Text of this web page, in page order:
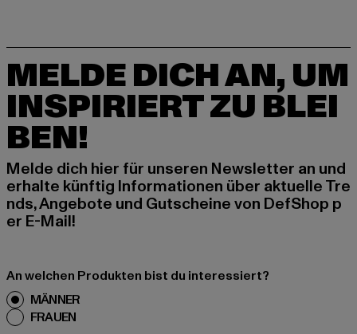
MELDE DICH AN, UM
INSPIRIERT ZU BLEI
BEN!
Melde dich hier für unseren Newsletter an und
erhalte künftig Informationen über aktuelle Tre
nds, Angebote und Gutscheine von DefShop p
er E-Mail!
An welchen Produkten bist du interessiert?
MÄNNER
FRAUEN